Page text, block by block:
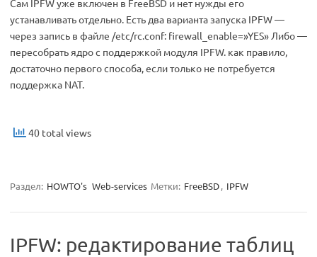
Сам IPFW уже включен в FreeBSD и нет нужды его
устанавливать отдельно. Есть два варианта запуска IPFW —
через запись в файле /etc/rc.conf: firewall_enable=»YES» Либо —
пересобрать ядро с поддержкой модуля IPFW. как правило,
достаточно первого способа, если только не потребуется
поддержка NAT.
40 total views
Раздел: HOWTO's Web-services Метки: FreeBSD, IPFW
IPFW: редактирование таблиц